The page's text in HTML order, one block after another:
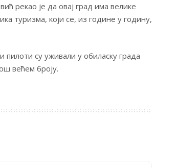
рекао је да овај град има велике
туризма, који се, из године у годину,
су уживали у обиласку града
већем броју.